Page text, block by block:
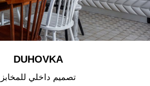
DUHOVKA
تصميم داخلي للمخابز